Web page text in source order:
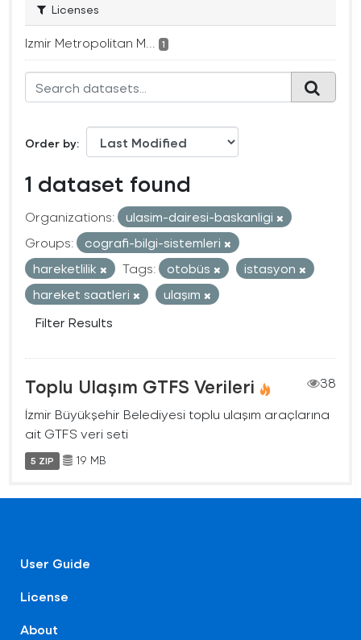
Licenses
Izmir Metropolitan M... 1
Order by
1 dataset found
Organizations:
ulasim-dairesi-baskanligi
Groups:
cografi-bilgi-sistemleri
hareketlilik
Tags: otobüs
istasyon
hareket saatleri
ulaşım
Filter Results
Toplu Ulaşım GTFS Verileri
38
İzmir Büyükşehir Belediyesi toplu ulaşım araçlarına
ait GTFS veri seti
5 ZIP 19 MB
User Guide
License
About